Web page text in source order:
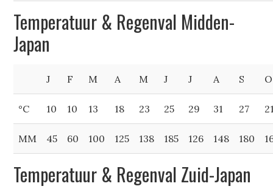
Temperatuur & Regenval Midden-
Japan
J F M A M J J A S O
°C 10 10 13 18 23 25 29 31 27
MM 45 60 100 125 138 185 126 148 180
Temperatuur & Regenval Zuid-Japan